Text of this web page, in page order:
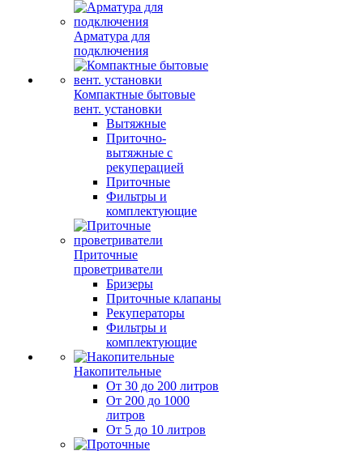
Арматура для
подключения
Компактные бытовые
вент. установки
Вытяжные
Приточно-
вытяжные с
рекуперацией
Приточные
Фильтры и
комплектующие
Приточные
проветриватели
Бризеры
Приточные клапаны
Рекуператоры
Фильтры и
комплектующие
Накопительные
От 30 до 200 литров
От 200 до 1000
литров
От 5 до 10 литров